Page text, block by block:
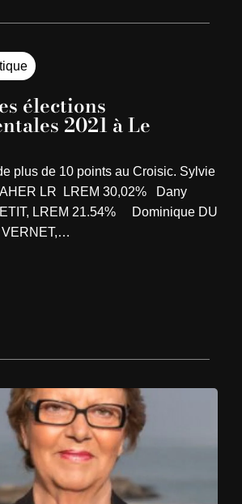
élections
2021 à Le
plus de 10 points au Croisic. Sylvie
LR LREM 30,02% Dany
LREM 21.54% Dominique DU